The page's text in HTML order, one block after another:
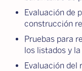
Evaluación de
construcción
Pruebas para
los listados y
Evaluación del